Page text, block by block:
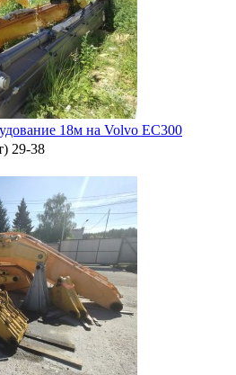
18м на Volvo EC300
29-38